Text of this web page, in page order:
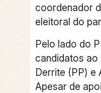
coordenador
eleitoral do
Pelo lado do
candidatos ao
Derrite (PP) e
Apesar de